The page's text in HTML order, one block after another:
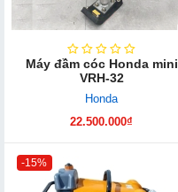
Máy đầm cóc Honda mini
VRH-32
Honda
22.500.000₫
-15%